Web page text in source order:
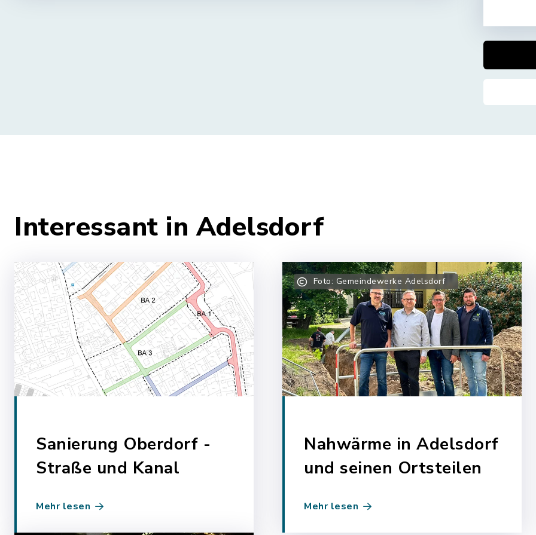
Interessant in Adelsdorf
Sanierung Oberdorf -
Straße und Kanal
Mehr lesen
Foto: Gemeindewerke Adelsdorf
Nahwärme in Adelsdorf
und seinen Ortsteilen
Mehr lesen